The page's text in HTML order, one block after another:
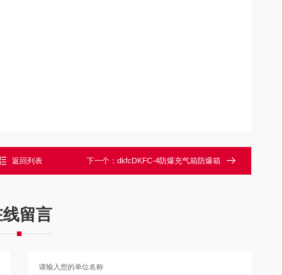
返回列表 下一个： dkfcDKFC-4防爆充气箱防爆箱
留言